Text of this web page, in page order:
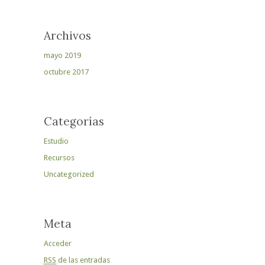
Archivos
mayo 2019
octubre 2017
Categorías
Estudio
Recursos
Uncategorized
Meta
Acceder
RSS de las entradas